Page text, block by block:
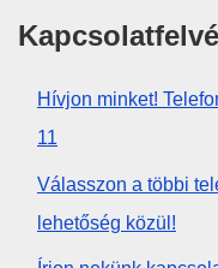
Hívjon minket!
11
Válasszon a többi
lehetőség közül!